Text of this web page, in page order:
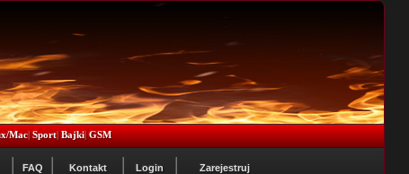
Mac|Sport|Bajki|GSM
FAQ Kontakt Login Zarejestruj